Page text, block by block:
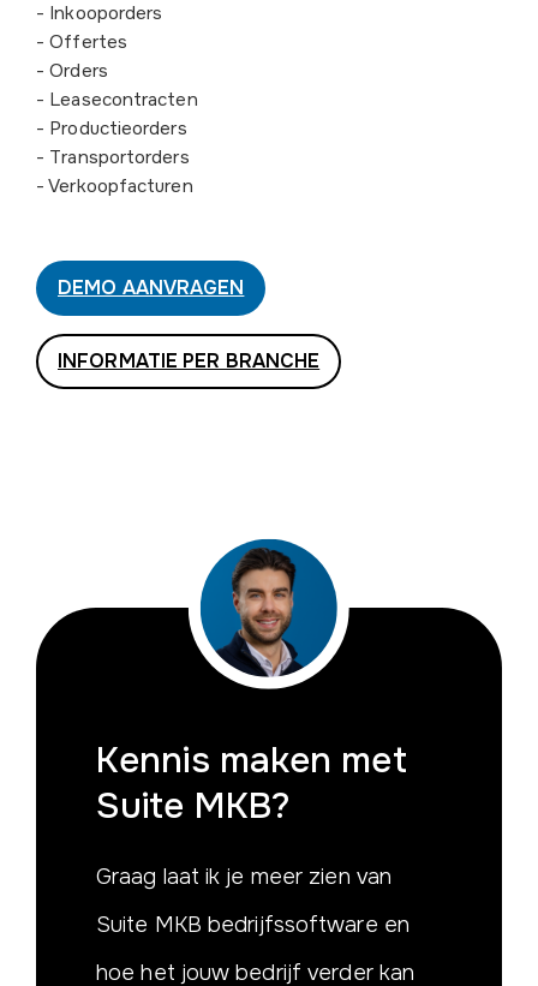
- Inkooporders
- Offertes
- Orders
- Leasecontracten
- Productieorders
- Transportorders
- Verkoopfacturen
DEMO AANVRAGEN
INFORMATIE PER BRANCHE
Kennis maken met
Suite MKB?
Graag laat ik je meer zien van
Suite MKB bedrijfssoftware en
hoe het jouw bedrijf verder kan